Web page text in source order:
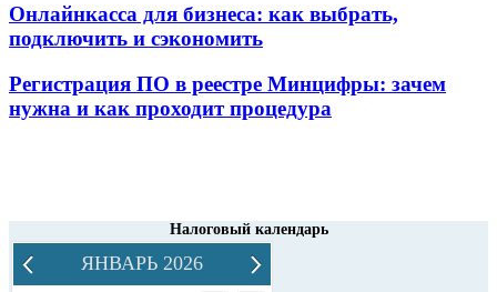
Онлайнкасса для бизнеса: как выбрать,
подключить и сэкономить
Регистрация ПО в реестре Минцифры: зачем
нужна и как проходит процедура
Налоговый календарь
ЯНВАРЬ 2026